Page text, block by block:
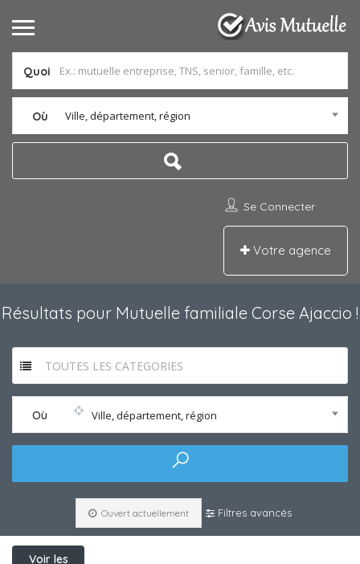
Quoi
Où Ville, département, région
Se Connecter
Votre agence
Résultats pour Mutuelle familiale Corse Ajaccio !
TOUTES LES CATEGORIES
Où Ville, département, région
Ouvert actuellement Filtres avancés
Voir les